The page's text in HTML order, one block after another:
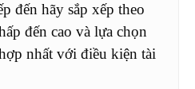
đến hãy sắp xếp theo
đến cao và lựa chọn
nhất với điều kiện tài